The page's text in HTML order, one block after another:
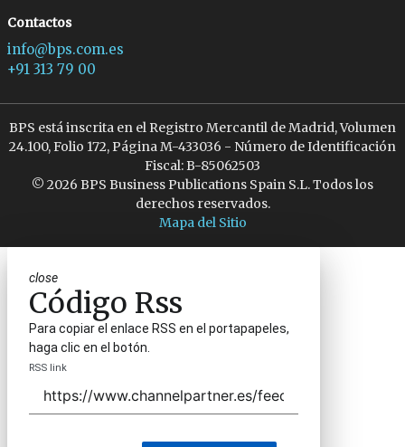
Contactos
info@bps.com.es
+91 313 79 00
BPS está inscrita en el Registro Mercantil de Madrid, Volumen
24.100, Folio 172, Página M-433036 - Número de Identificación
Fiscal: B-85062503
© 2026 BPS Business Publications Spain S.L. Todos los
derechos reservados.
Mapa del Sitio
close
Código Rss
Para copiar el enlace RSS en el portapapeles,
haga clic en el botón.
RSS link